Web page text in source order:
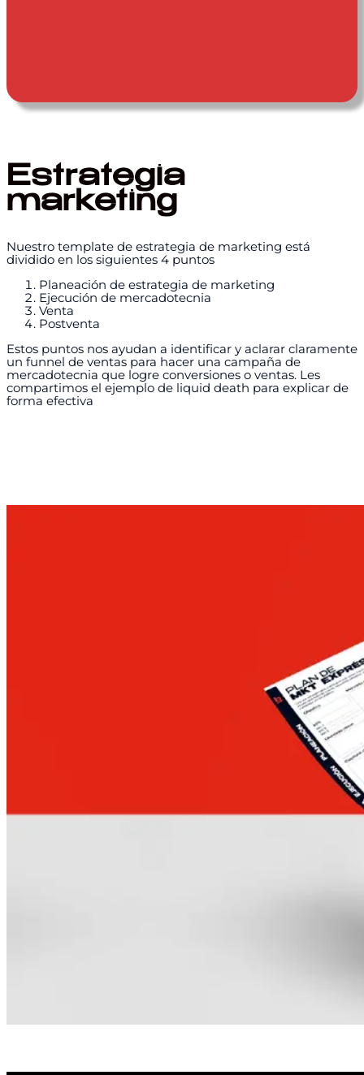
Estrategia
marketing
Nuestro template de estrategia de marketing está
dividido en los siguientes 4 puntos
Planeación de estrategia de marketing
Ejecución de mercadotecnia
Venta
Postventa
Estos puntos nos ayudan a identificar y aclarar claramente
un funnel de ventas para hacer una campaña de
mercadotecnia que logre conversiones o ventas. Les
compartimos el ejemplo de liquid death para explicar de
forma efectiva